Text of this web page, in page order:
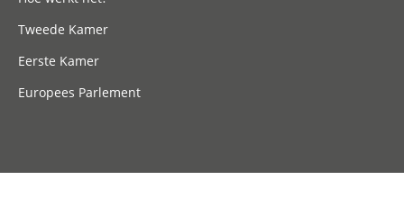
Tweede Kamer
Eerste Kamer
Europees Parlement